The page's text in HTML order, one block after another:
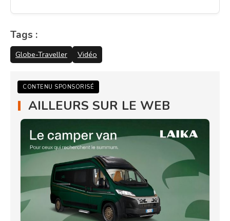
Tags :
Globe-Traveller Vidéo
CONTENU SPONSORISÉ
AILLEURS SUR LE WEB